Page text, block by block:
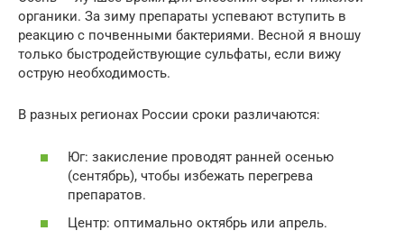
органики. За зиму препараты успевают вступить в
реакцию с почвенными бактериями. Весной я вношу
только быстродействующие сульфаты, если вижу
острую необходимость.
В разных регионах России сроки различаются:
Юг: закисление проводят ранней осенью
(сентябрь), чтобы избежать перегрева
препаратов.
Центр: оптимально октябрь или апрель.